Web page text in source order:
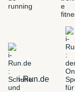
i-Run.de